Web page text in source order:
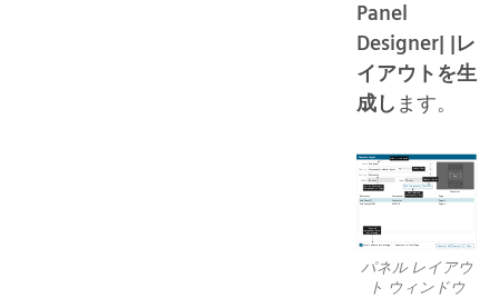
Panel
Designer| |レ
イアウトを生
成し ます。
パネル レイアウ
ト ウィンドウ